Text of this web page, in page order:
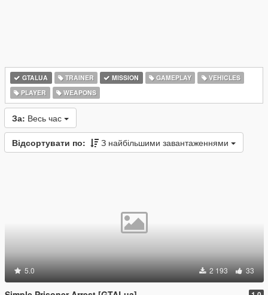
GTALUA TRAINER MISSION GAMEPLAY
VEHICLES
PLAYER
WEAPONS
За: Весь час
Відсортувати по: З найбільшими завантаженнями
5.0 2 193 33